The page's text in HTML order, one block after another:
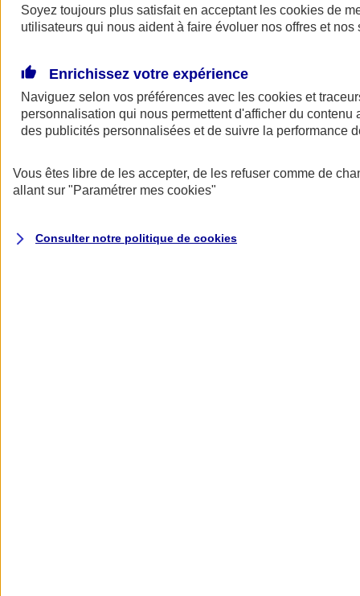
AXA Assurance
Soyez toujours plus satisfait en acceptant les cookies de
utilisateurs qui nous aident à faire évoluer nos offres et nos
Enrichissez votre expérience
Naviguez selon vos préférences avec les cookies et
personnalisation qui nous permettent d'afficher du contenu
des publicités personnalisées et de suivre la performance
Vous êtes libre de les accepter, de les refuser comme de
allant sur "Paramétrer mes cookies"
Consulter notre politique de cookies